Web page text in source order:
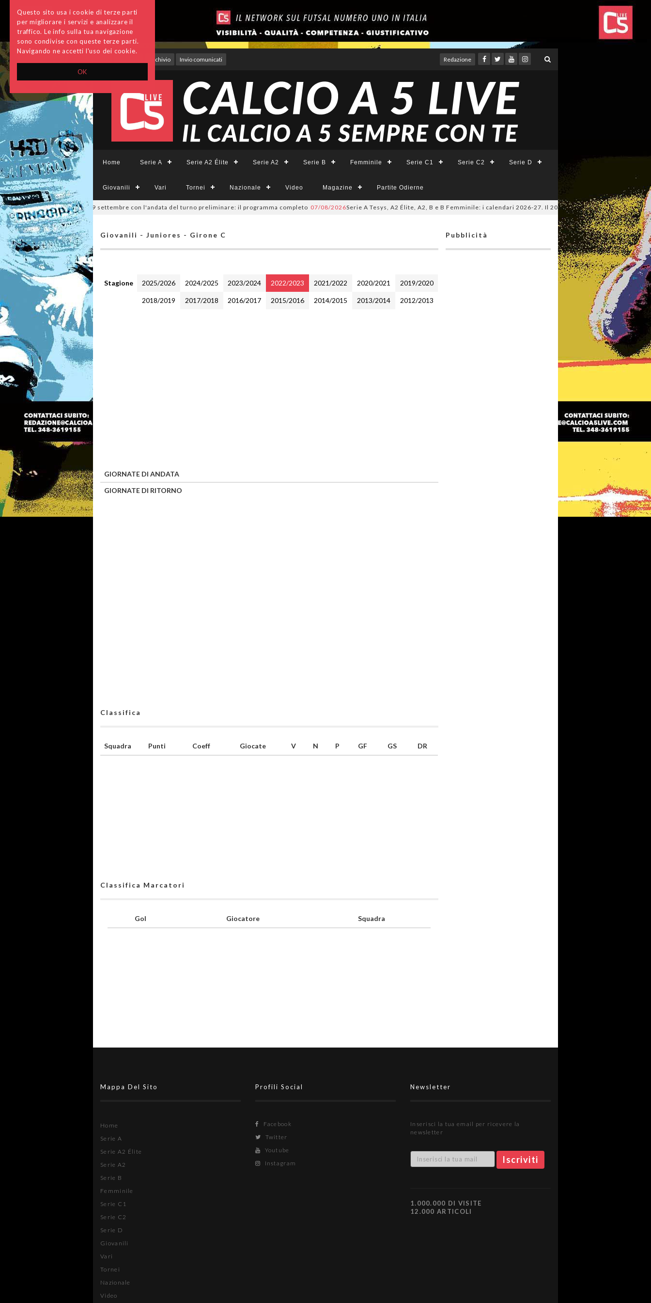
OK
Questo sito usa i cookie di terze parti
per migliorare i servizi e analizzare il
traffico. Le info sulla tua navigazione
sono condivise con queste terze parti.
Navigando ne accetti l'uso dei cookie.
Archivio Invio comunicati Redazione
Home Serie A Serie A2 Élite Serie A2 Serie B Femminile Serie C1 Serie C2 Serie D
Giovanili Vari Tornei Nazionale Video Magazine Partite Odierne
Divisione, si parte il 19 settembre con l'andata del turno preliminare: il programma completo 07/08/2026Serie A Tesys, A2 Élite, A2, B e B Femminile: i calendari 2026-27. Il 20 agosto la presentazione della Serie
Giovanili - Juniores - Girone C
Stagione 2025/2026 2024/2025 2023/2024 2022/2023 2021/2022 2020/2021 2019/2020
2018/2019 2017/2018 2016/2017 2015/2016 2014/2015 2013/2014 2012/2013
GIORNATE DI ANDATA
GIORNATE DI RITORNO
Classifica
Squadra Punti Coeff Giocate V N P GF GS DR
Classifica Marcatori
Gol Giocatore Squadra
Pubblicità
Mappa Del Sito
Home
Serie A
Serie A2 Élite
Serie A2
Serie B
Femminile
Serie C1
Serie C2
Serie D
Giovanili
Vari
Tornei
Nazionale
Video
Profili Social
Facebook
Twitter
Youtube
Instagram
Newsletter
Inserisci la tua email per ricevere la
newsletter
1.000.000 DI VISITE
12.000 ARTICOLI